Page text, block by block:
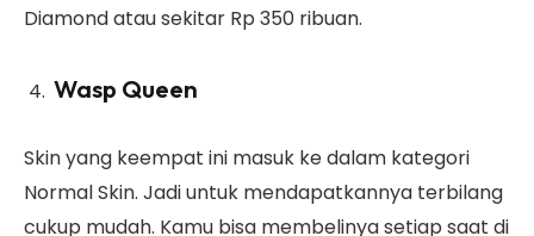
Diamond atau sekitar Rp 350 ribuan.
Wasp Queen
Skin yang keempat ini masuk ke dalam kategori
Normal Skin. Jadi untuk mendapatkannya terbilang
cukup mudah. Kamu bisa membelinya setiap saat di